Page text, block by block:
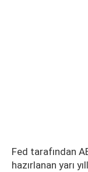
Fed tarafından
hazırlanan yarı